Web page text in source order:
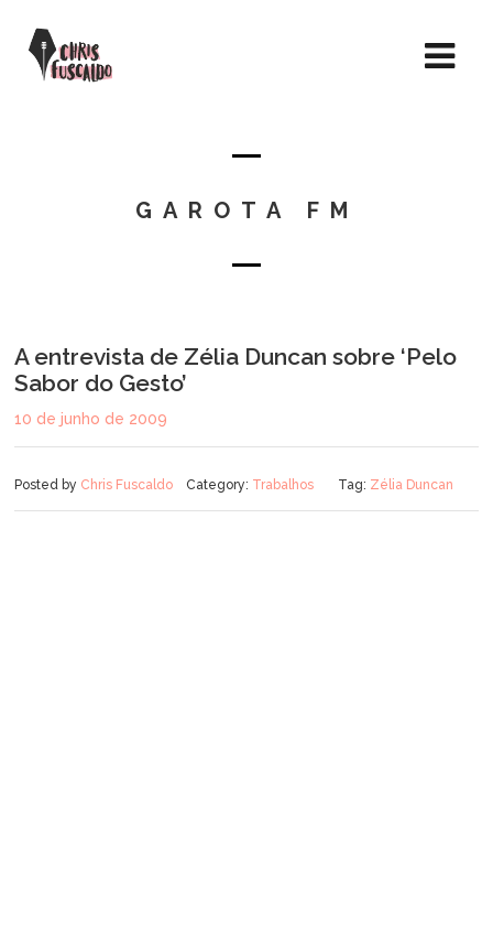
GAROTA FM
A entrevista de Zélia Duncan sobre ‘Pelo
Sabor do Gesto’
10 de junho de 2009
Posted by Chris Fuscaldo Category: Trabalhos Tag: Zélia Duncan